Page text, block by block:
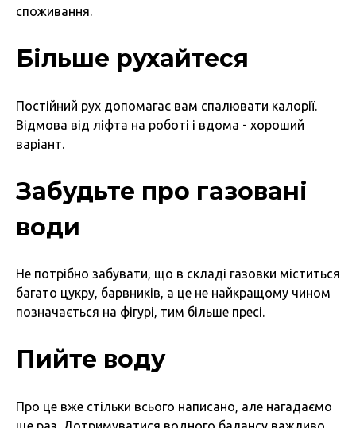
споживання.
Більше рухайтеся
Постійний рух допомагає вам спалювати калорії.
Відмова від ліфта на роботі і вдома - хороший
варіант.
Забудьте про газовані
води
Не потрібно забувати, що в складі газовки міститься
багато цукру, барвників, а це не найкращому чином
позначається на фігурі, тим більше пресі.
Пийте воду
Про це вже стільки всього написано, але нагадаємо